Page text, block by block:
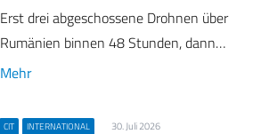
Erst drei abgeschossene Drohnen über
Rumänien binnen 48 Stunden, dann…
Mehr
CIT INTERNATIONAL 30. Juli 2026